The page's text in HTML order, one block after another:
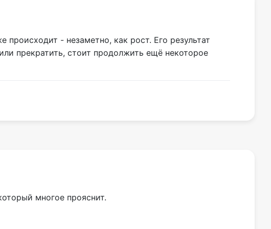
- незаметно, как рост. Его результат
прекратить, стоит продолжить ещё некоторое
многое прояснит.